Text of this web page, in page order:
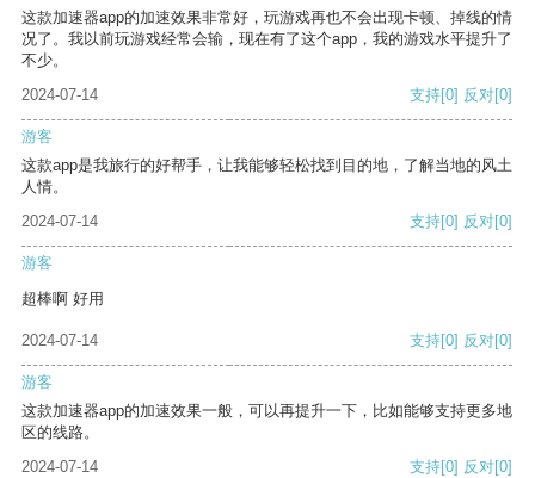
这款加速器app的加速效果非常好，玩游戏再也不会出现卡顿、掉线的情
况了。我以前玩游戏经常会输，现在有了这个app，我的游戏水平提升了
不少。
2024-07-14
支持[0] 反对[0]
游客
这款app是我旅行的好帮手，让我能够轻松找到目的地，了解当地的风土
人情。
2024-07-14
支持[0] 反对[0]
游客
超棒啊 好用
2024-07-14 支持[0] 反对[0]
游客
这款加速器app的加速效果一般，可以再提升一下，比如能够支持更多地
区的线路。
2024-07-14
支持[0] 反对[0]